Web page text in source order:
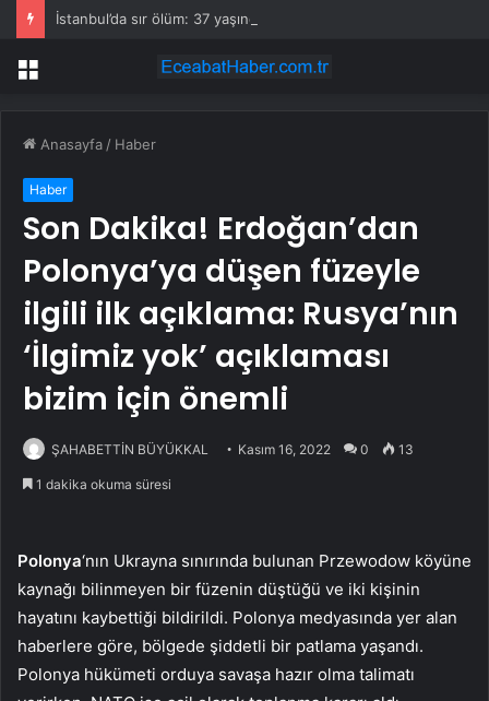
Menü
Anasayfa / Haber
Haber
Son Dakika! Erdoğan’dan
Polonya’ya düşen füzeyle
ilgili ilk açıklama: Rusya’nın
‘İlgimiz yok’ açıklaması
bizim için önemli
ŞAHABETTİN BÜYÜKKAL Kasım 16, 2022 0 13
1 dakika okuma süresi
Polonya‘nın Ukrayna sınırında bulunan Przewodow köyüne
kaynağı bilinmeyen bir füzenin düştüğü ve iki kişinin
hayatını kaybettiği bildirildi. Polonya medyasında yer alan
haberlere göre, bölgede şiddetli bir patlama yaşandı.
Polonya hükümeti orduya savaşa hazır olma talimatı